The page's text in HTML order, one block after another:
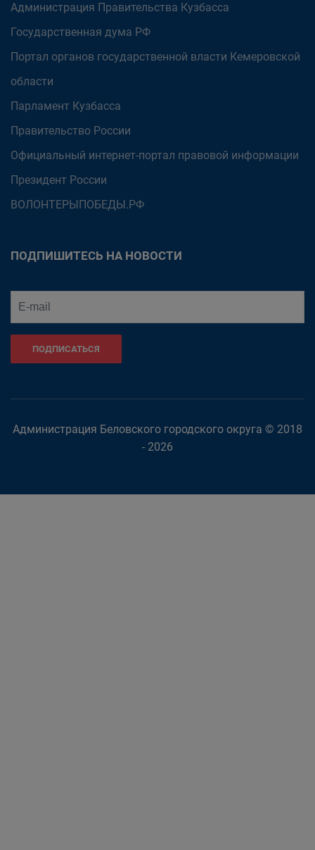
Администрация Правительства Кузбасса
Государственная дума РФ
Портал органов государственной власти Кемеровской
области
Парламент Кузбасса
Правительство России
Официальный интернет-портал правовой информации
Президент России
ВОЛОНТЕРЫПОБЕДЫ.РФ
ПОДПИШИТЕСЬ НА НОВОСТИ
ПОДПИСАТЬСЯ
Администрация Беловского городского округа © 2018
- 2026